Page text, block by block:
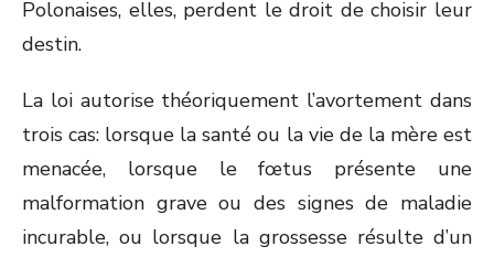
Polonaises, elles, perdent le droit de choisir leur
destin.
La loi autorise théoriquement l’avortement dans
trois cas: lorsque la santé ou la vie de la mère est
menacée, lorsque le fœtus présente une
malformation grave ou des signes de maladie
incurable, ou lorsque la grossesse résulte d’un